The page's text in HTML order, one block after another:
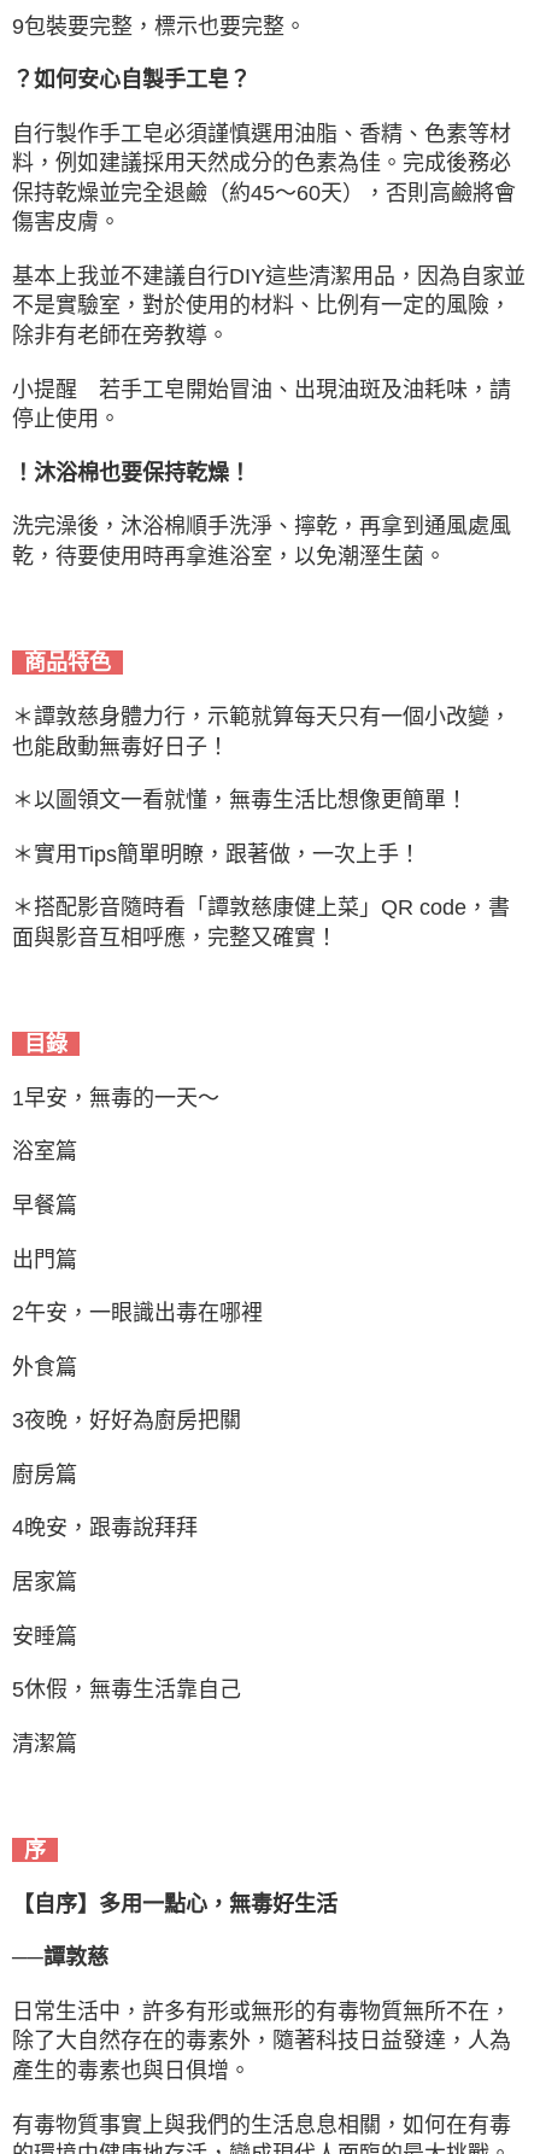
9包裝要完整，標示也要完整。
？如何安心自製手工皂？
自行製作手工皂必須謹慎選用油脂、香精、色素等材
料，例如建議採用天然成分的色素為佳。完成後務必
保持乾燥並完全退鹼（約45～60天），否則高鹼將會
傷害皮膚。
基本上我並不建議自行DIY這些清潔用品，因為自家並
不是實驗室，對於使用的材料、比例有一定的風險，
除非有老師在旁教導。
小提醒 若手工皂開始冒油、出現油斑及油耗味，請
停止使用。
！沐浴棉也要保持乾燥！
洗完澡後，沐浴棉順手洗淨、擰乾，再拿到通風處風
乾，待要使用時再拿進浴室，以免潮溼生菌。
商品特色
＊譚敦慈身體力行，示範就算每天只有一個小改變，
也能啟動無毒好日子！
＊以圖領文一看就懂，無毒生活比想像更簡單！
＊實用Tips簡單明瞭，跟著做，一次上手！
＊搭配影音隨時看「譚敦慈康健上菜」QR code，書
面與影音互相呼應，完整又確實！
目錄
1早安，無毒的一天～
浴室篇
早餐篇
出門篇
2午安，一眼識出毒在哪裡
外食篇
3夜晚，好好為廚房把關
廚房篇
4晚安，跟毒說拜拜
居家篇
安睡篇
5休假，無毒生活靠自己
清潔篇
序
【自序】多用一點心，無毒好生活
──譚敦慈
日常生活中，許多有形或無形的有毒物質無所不在，
除了大自然存在的毒素外，隨著科技日益發達，人為
產生的毒素也與日俱增。
有毒物質事實上與我們的生活息息相關，如何在有毒